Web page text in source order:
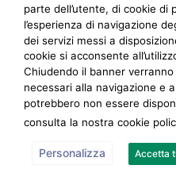
parte dell’utente, di cookie di
l’esperienza di navigazione
dei servizi messi a
cookie si acconsente
Chiudendo il banner
necessari alla navigazione e
potrebbero non essere
consulta la nostra cookie
Personalizza Accetta